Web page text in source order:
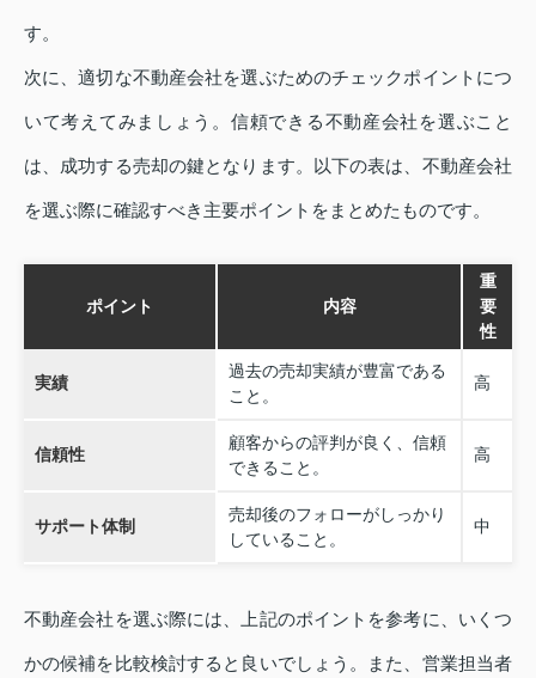
す。
次に、適切な不動産会社を選ぶためのチェックポイントにつ
いて考えてみましょう。信頼できる不動産会社を選ぶこと
は、成功する売却の鍵となります。以下の表は、不動産会社
を選ぶ際に確認すべき主要ポイントをまとめたものです。
ポイント 内容
重
要
性
実績
過去の売却実績が豊富である
こと。
高
信頼性
顧客からの評判が良く、信頼
できること。
高
サポート体制
売却後のフォローがしっかり
していること。
中
不動産会社を選ぶ際には、上記のポイントを参考に、いくつ
かの候補を比較検討すると良いでしょう。また、営業担当者